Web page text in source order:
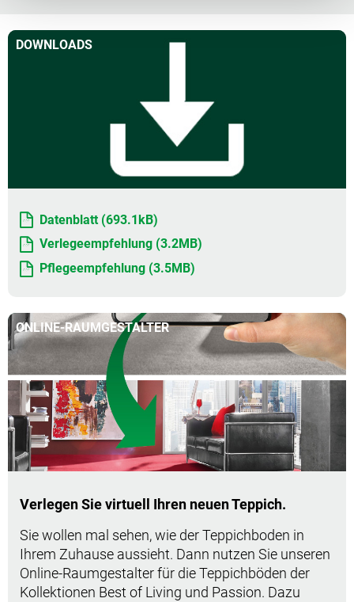
DOWNLOADS
Datenblatt (693.1kB)
Verlegeempfehlung (3.2MB)
Pflegeempfehlung (3.5MB)
ONLINE-RAUMGESTALTER
Verlegen Sie virtuell Ihren neuen Teppich.
Sie wollen mal sehen, wie der Teppichboden in
Ihrem Zuhause aussieht. Dann nutzen Sie unseren
Online-Raumgestalter für die Teppichböden der
Kollektionen Best of Living und Passion. Dazu